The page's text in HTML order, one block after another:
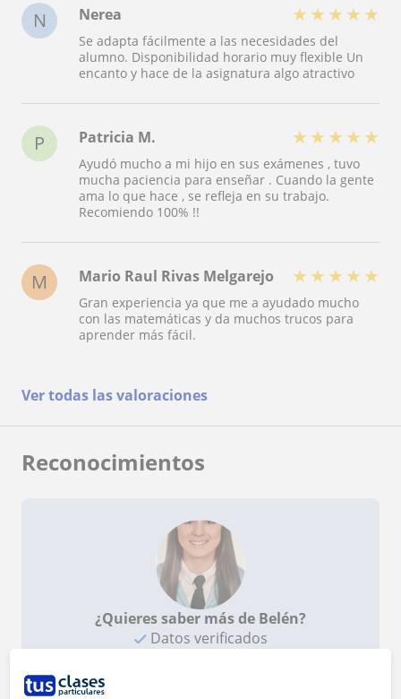
N Nerea ★ ★ ★ ★ ★
Se adapta fácilmente a las necesidades del
alumno. Disponibilidad horario muy flexible Un
encanto y hace de la asignatura algo atractivo
P Patricia M. ★ ★ ★ ★ ★
Ayudó mucho a mi hijo en sus exámenes , tuvo
mucha paciencia para enseñar . Cuando la gente
ama lo que hace , se refleja en su trabajo.
Recomiendo 100% !!
M Mario Raul Rivas Melgarejo ★ ★ ★ ★ ★
Gran experiencia ya que me a ayudado mucho
con las matemáticas y da muchos trucos para
aprender más fácil.
Ver todas las valoraciones
Reconocimientos
¿Quieres saber más de Belén?
Datos verificados